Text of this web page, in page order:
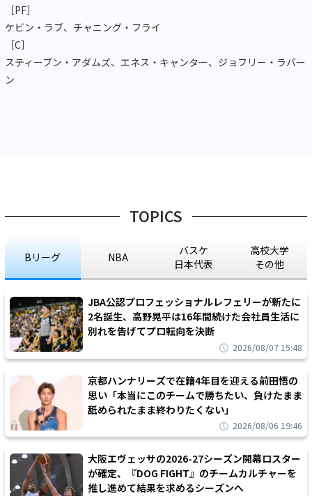
［PF］
ケビン・ラブ、チャニング・フライ
［C］
スティーブン・アダムズ、エネス・キャンター、ジョフリー・ラバー
ン
TOPICS
Bリーグ NBA
バスケ
日本代表
高校大学
その他
JBA公認プロフェッショナルレフェリーが新たに
2名誕生、高野晃平は16年間続けた会社員生活に
別れを告げてプロ転向を決断
2026/08/07 15:48
京都ハンナリーズで在籍4年目を迎える前田悟の
思い「本当にこのチームで勝ちたい、負けたまま
舐められたまま終わりたくない」
2026/08/06 19:46
大阪エヴェッサの2026-27シーズン開幕ロスター
が確定、『DOG FIGHT』のチームカルチャーを
推し進めて結果を求めるシーズンへ